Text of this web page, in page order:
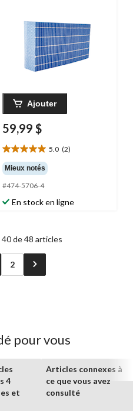
Ajouter
59,99 $
5.0 (2)
5.0
étoile(s)
sur
5.
2
Mieux notés
#474-5706-4
En stock en ligne
de 48 articles
2
pour vous
4
et
Articles connexes à
ce que vous avez
consulté